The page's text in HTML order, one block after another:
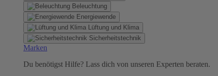
Beleuchtung
Energiewende
Lüftung und Klima
Sicherheitstechnik
Marken
Du benötigst Hilfe? Lass dich von unseren Experten beraten.